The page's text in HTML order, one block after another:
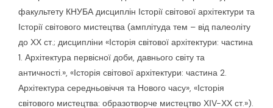
факультету КНУБА дисциплін Історії світової архітектури та
Історії світового мистецтва (амплітуда тем – від палеоліту
до ХХ ст.; дисципліни «Історія світової архітектури: частина
1. Архітектура первісної доби, давнього світу та
античності.», «Історія світової архітектури: частина 2.
Архітектура середньовіччя та Нового часу», «Історія
світового мистецтва: образотворче мистецтво ХІV-ХХ ст.»).